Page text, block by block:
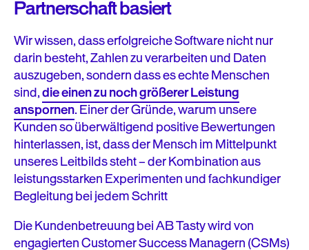
Partnerschaft basiert
Wir wissen, dass erfolgreiche Software nicht nur
darin besteht, Zahlen zu verarbeiten und Daten
auszugeben, sondern dass es echte Menschen
sind,die einen zu noch größerer Leistung
anspornen. Einer der Gründe, warum unsere
Kunden so überwältigend positive Bewertungen
hinterlassen, ist, dass der Mensch im Mittelpunkt
unseres Leitbilds steht – der Kombination aus
leistungsstarken Experimenten und fachkundiger
Begleitung bei jedem Schritt
Die Kundenbetreuung bei AB Tasty wird von
engagierten Customer Success Managern (CSMs)